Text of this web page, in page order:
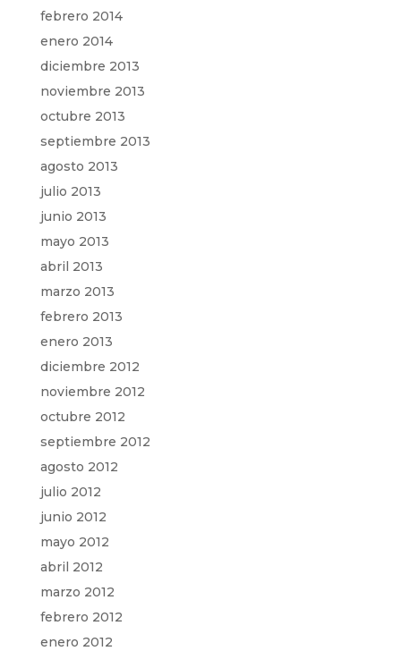
febrero 2014
enero 2014
diciembre 2013
noviembre 2013
octubre 2013
septiembre 2013
agosto 2013
julio 2013
junio 2013
mayo 2013
abril 2013
marzo 2013
febrero 2013
enero 2013
diciembre 2012
noviembre 2012
octubre 2012
septiembre 2012
agosto 2012
julio 2012
junio 2012
mayo 2012
abril 2012
marzo 2012
febrero 2012
enero 2012